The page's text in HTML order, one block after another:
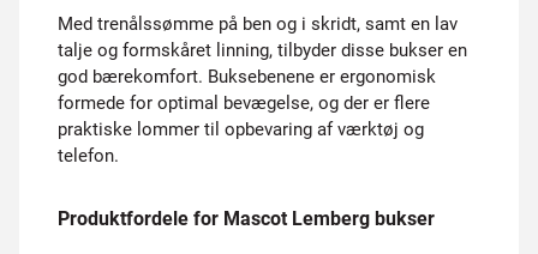
Med trenålssømme på ben og i skridt, samt en lav
talje og formskåret linning, tilbyder disse bukser en
god bærekomfort. Buksebenene er ergonomisk
formede for optimal bevægelse, og der er flere
praktiske lommer til opbevaring af værktøj og
telefon.
Produktfordele for Mascot Lemberg bukser